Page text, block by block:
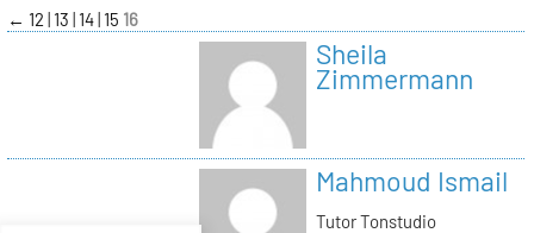
zum
Inhalt
← 12 13 14 15 16
Sheila
Zimmermann
Mahmoud Ismail
Tutor Tonstudio